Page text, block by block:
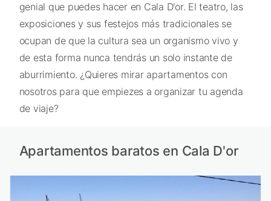
genial que puedes hacer en Cala D'or. El teatro, las
exposiciones y sus festejos más tradicionales se
ocupan de que la cultura sea un organismo vivo y
de esta forma nunca tendrás un solo instante de
aburrimiento. ¿Quieres mirar apartamentos con
nosotros para que empiezes a organizar tu agenda
de viaje?
Apartamentos baratos en Cala D'or